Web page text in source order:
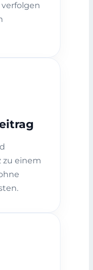
verfolgen
zu einem